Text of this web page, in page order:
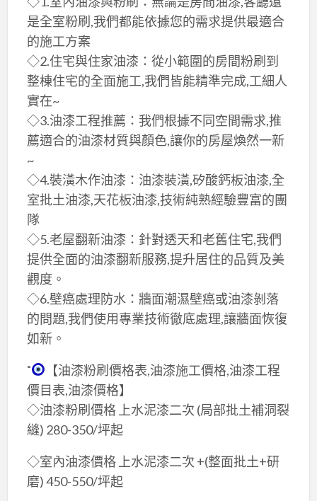
是全室粉刷,我們都能依據您的需求提供最適合
的施工方案
◇2.住宅與住家油漆：從小範圍的房間粉刷到
整棟住宅的全面施工,我們皆能精準完成,工細人
實在~
◇3.油漆工程推薦：我們根據不同空間需求,推
薦適合的油漆材質與顏色,讓你的房屋煥然一新
~
◇4.裝潢木作油漆：油漆裝潢,矽酸鈣板油漆,全
室批土油漆,天花板油漆,技術純熟經驗豐富的團
隊
◇5.老屋翻新油漆：針對透天和老舊住宅,我們
提供全面的油漆翻新服務,提升居住的品質及美
觀度。
◇6.壁癌處理防水：牆面潮濕壁癌或油漆剝落
的問題,我們使用專業技術徹底處理,讓牆面恢復
如新。
˚
【油漆粉刷價格表,油漆施工價格,油漆工程
價目表,油漆價格】
◇油漆粉刷價格 上水泥漆二次 (局部批土補洞裂
縫) 280-350/坪起
◇室內油漆價格 上水泥漆二次 +(整面批土+研
磨) 450-550/坪起